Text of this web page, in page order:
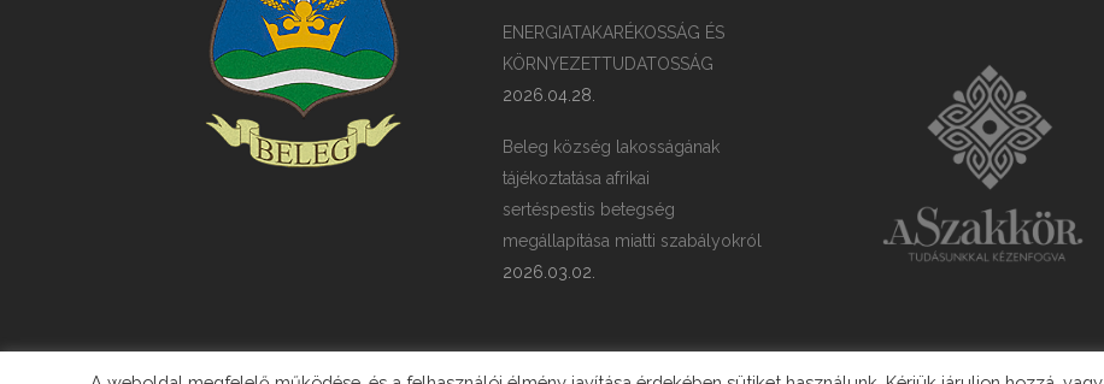
ENERGIATAKARÉKOSSÁG ÉS
KÖRNYEZETTUDATOSSÁG
2026.04.28.
Beleg község lakosságának
tájékoztatása afrikai
sertéspestis betegség
megállapítása miatti szabályokról
2026.03.02.